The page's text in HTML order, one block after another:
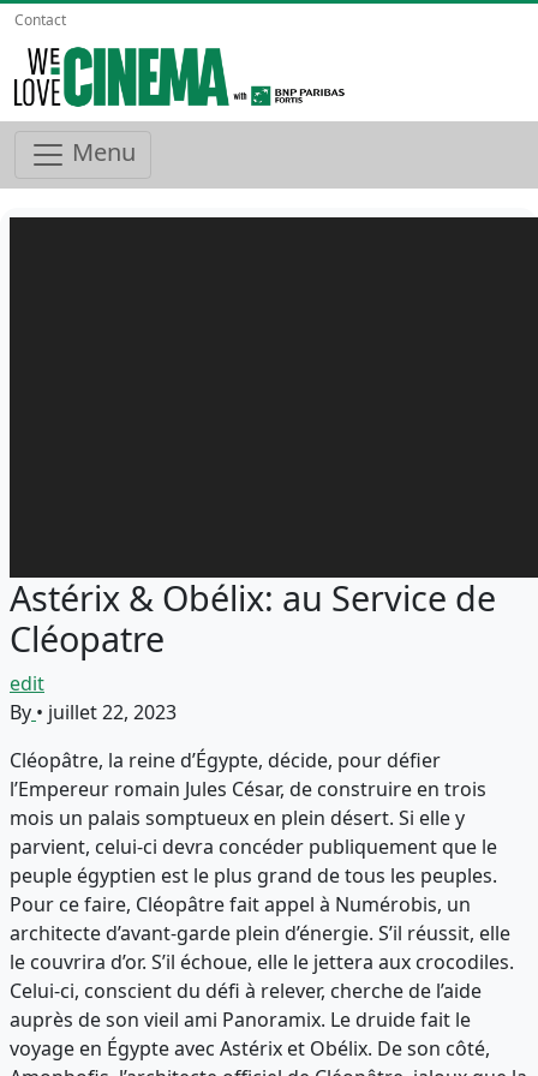
Contact
Menu
Astérix & Obélix: au Service de
Cléopatre
edit
By • juillet 22, 2023
Cléopâtre, la reine d’Égypte, décide, pour défier
l’Empereur romain Jules César, de construire en trois
mois un palais somptueux en plein désert. Si elle y
parvient, celui-ci devra concéder publiquement que le
peuple égyptien est le plus grand de tous les peuples.
Pour ce faire, Cléopâtre fait appel à Numérobis, un
architecte d’avant-garde plein d’énergie. S’il réussit, elle
le couvrira d’or. S’il échoue, elle le jettera aux crocodiles.
Celui-ci, conscient du défi à relever, cherche de l’aide
auprès de son vieil ami Panoramix. Le druide fait le
voyage en Égypte avec Astérix et Obélix. De son côté,